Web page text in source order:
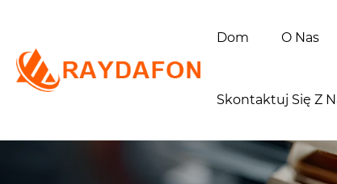
Dom O Nas
Skontaktuj Się Z